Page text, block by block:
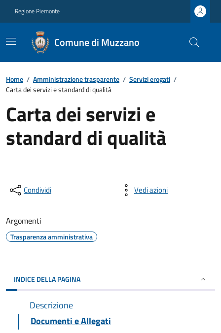
Regione Piemonte
Comune di Muzzano
Home / Amministrazione trasparente / Servizi erogati /
Carta dei servizi e standard di qualità
Carta dei servizi e
standard di qualità
Condividi Vedi azioni
Argomenti
Trasparenza amministrativa
INDICE DELLA PAGINA
Descrizione
Documenti e Allegati